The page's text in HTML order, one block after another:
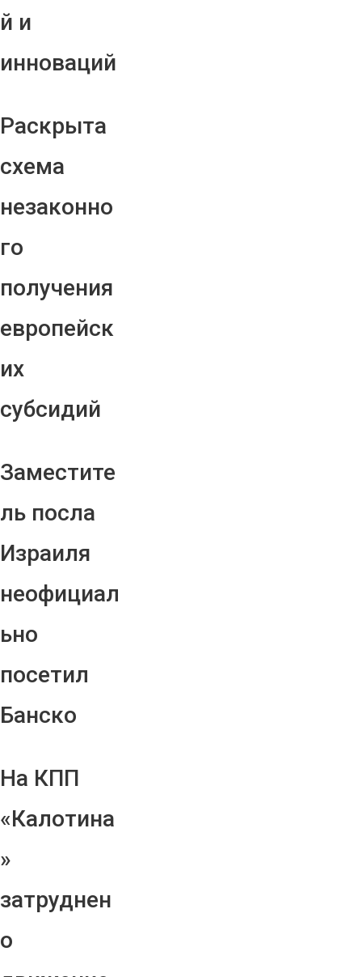
й и
инноваций
Раскрыта
схема
незаконно
го
получения
европейск
их
субсидий
Заместите
ль посла
Израиля
неофициал
ьно
посетил
Банско
На КПП
«Калотина
»
затруднен
о